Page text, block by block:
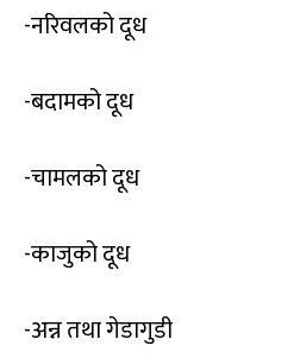
-नरिवलको दूध
-बदामको दूध
-चामलको दूध
-काजुको दूध
-अन्न तथा गेडागुडी